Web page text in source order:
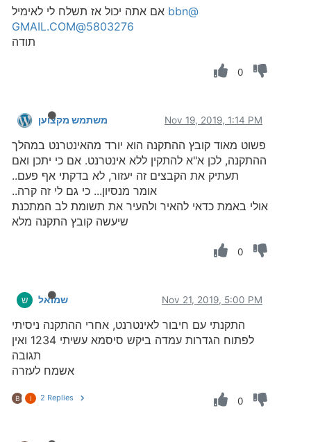
@bbn
אם אתה יכול אז תשלח לי לאימיל
5803276@GMAIL.COM
תודה
0
משתמש מקצוען Nov 19, 2019, 1:14 PM
פשוט מאוד קובץ ההתקנה הוא יורד מהאינטרנט במהלך
ההתקנה, לכן א"א להתקין ללא אינטרנט. אם כי יתכן ואם
תעתיק את הקבצים זה יעזור, לא בדקתי אף פעם..
אומר מנסיון... כי גם לי זה קרה..
אולי באמת כדאי להאיר ולהעיר את תשומת לב המתכנת
שיעשה קובץ התקנה מלא
0
ש שמואל Nov 21, 2019, 5:00 PM
התקנתי עם חיבור לאינטרנט, אחרי ההתקנה ניסיתי
לפתוח הגדרות עמדה ביקש סיסמא עשיתי 1234 ואין
תגובה
אשמח לעזרה
B I 2 Replies 0